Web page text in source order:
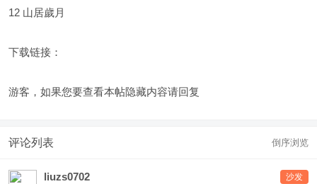
12 山居歲月
下载链接：
游客，如果您要查看本帖隐藏内容请回复
评论列表 倒序浏览
沙发
liuzs0702